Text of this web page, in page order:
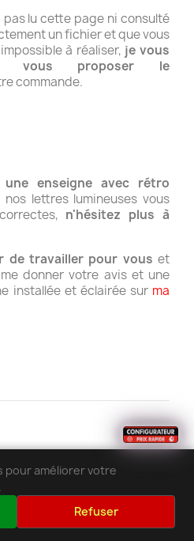
lu cette page ni consulté
un fichier et que vous
à réaliser, je vous
vous proposer le
commande.
une enseigne avec rétro
lettres lumineuses vous
n'hésitez plus à
de travailler pour vous et
donner votre avis et une
installée et éclairée sur ma
et vidéos
découpées
leds
pour améliorer votre
Refuser